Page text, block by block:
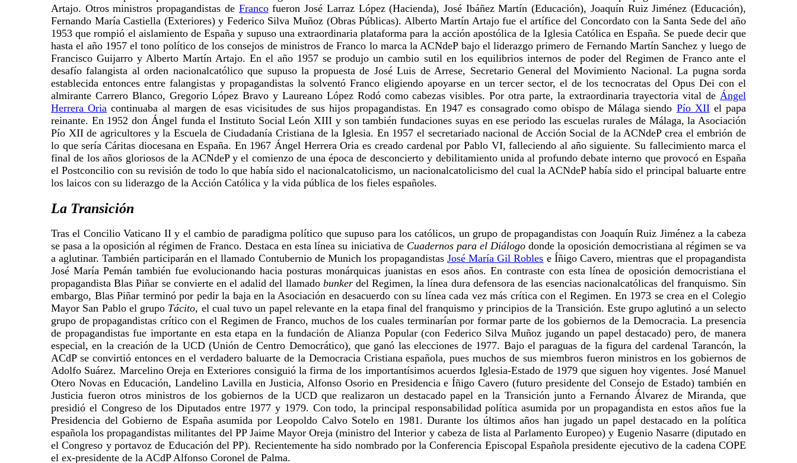
Artajo. Otros ministros propagandistas de Francofueron José Larraz López (Hacienda), José Ibáñez Martín (Educación), Joaquín Ruiz Jiménez (Educación),
Fernando María Castiella (Exteriores) y Federico Silva Muñoz (Obras Públicas). Alberto Martín Artajo fue el artífice del Concordato con la Santa Sede del año
1953 que rompió el aislamiento de España y supuso una extraordinaria plataforma para la acción apostólica de la Iglesia Católica en España. Se puede decir que
hasta el año 1957 el tono político de los consejos de ministros de Franco lo marca la ACNdeP bajo el liderazgo primero de Fernando Martín Sanchez y luego de
Francisco Guijarro y Alberto Martín Artajo. En el año 1957 se produjo un cambio sutil en los equilibrios internos de poder del Regimen de Franco ante el
desafío falangista al orden nacionalcatólico que supuso la propuesta de José Luis de Arrese, Secretario General del Movimiento Nacional. La pugna sorda
establecida entonces entre falangistas y propagandistas la solventó Franco eligiendo apoyarse en un tercer sector, el de los tecnocratas del Opus Dei con el
almirante Carrero Blanco, Gregorio López Bravo y Laureano López Rodó como cabezas visibles. Por otra parte, la extraordinaria trayectoria vital de Ángel
Herrera Oria continuaba al margen de esas vicisitudes de sus hijos propagandistas. En 1947 es consagrado como obispo de Málaga siendo Pío XIIel papa
reinante. En 1952 don Ángel funda el Instituto Social León XIII y son también fundaciones suyas en ese periodo las escuelas rurales de Málaga, la Asociación
Pío XII de agricultores y la Escuela de Ciudadanía Cristiana de la Iglesia. En 1957 el secretariado nacional de Acción Social de la ACNdeP crea el embrión de
lo que sería Cáritas diocesana en España. En 1967 Ángel Herrera Oria es creado cardenal por Pablo VI, falleciendo al año siguiente. Su fallecimiento marca el
final de los años gloriosos de la ACNdeP y el comienzo de una época de desconcierto y debilitamiento unida al profundo debate interno que provocó en España
el Postconcilio con su revisión de todo lo que había sido el nacionalcatolicismo, un nacionalcatolicismo del cual la ACNdeP había sido el principal baluarte entre
los laicos con su liderazgo de la Acción Católica y la vida pública de los fieles españoles.
La Transición
Tras el Concilio Vaticano II y el cambio de paradigma político que supuso para los católicos, un grupo de propagandistas con Joaquín Ruiz Jiménez a la cabeza
se pasa a la oposición al régimen de Franco. Destaca en esta línea su iniciativa de Cuadernos para el Diálogodonde la oposición democristiana al régimen se va
a aglutinar. También participarán en el llamado Contubernio de Munich los propagandistas José María Gil Robles e Íñigo Cavero, mientras que el propagandista
José María Pemán también fue evolucionando hacia posturas monárquicas juanistas en esos años. En contraste con esta línea de oposición democristiana el
propagandista Blas Piñar se convierte en el adalid del llamado bunkerdel Regimen, la línea dura defensora de las esencias nacionalcatólicas del franquismo. Sin
embargo, Blas Piñar terminó por pedir la baja en la Asociación en desacuerdo con su línea cada vez más crítica con el Regimen. En 1973 se crea en el Colegio
Mayor San Pablo el grupo Tácito, el cual tuvo un papel relevante en la etapa final del franquismo y principios de la Transición. Este grupo aglutinó a un selecto
grupo de propagandistas crítico con el Regimen de Franco, muchos de los cuales terminarían por formar parte de los gobiernos de la Democracia. La presencia
de propagandistas fue importante en esta etapa en la fundación de Alianza Popular (con Federico Silva Muñoz jugando un papel destacado) pero, de manera
especial, en la creación de la UCD (Unión de Centro Democrático), que ganó las elecciones de 1977. Bajo el paraguas de la figura del cardenal Tarancón, la
ACdP se convirtió entonces en el verdadero baluarte de la Democracia Cristiana española, pues muchos de sus miembros fueron ministros en los gobiernos de
Adolfo Suárez. Marcelino Oreja en Exteriores consiguió la firma de los importantísimos acuerdos Iglesia-Estado de 1979 que siguen hoy vigentes. José Manuel
Otero Novas en Educación, Landelino Lavilla en Justicia, Alfonso Osorio en Presidencia e Íñigo Cavero (futuro presidente del Consejo de Estado) también en
Justicia fueron otros ministros de los gobiernos de la UCD que realizaron un destacado papel en la Transición junto a Fernando Álvarez de Miranda, que
presidió el Congreso de los Diputados entre 1977 y 1979. Con todo, la principal responsabilidad política asumida por un propagandista en estos años fue la
Presidencia del Gobierno de España asumida por Leopoldo Calvo Sotelo en 1981. Durante los últimos años han jugado un papel destacado en la política
española los propagandistas militantes del PP Jaime Mayor Oreja (ministro del Interior y cabeza de lista al Parlamento Europeo) y Eugenio Nasarre (diputado en
el Congreso y portavoz de Educación del PP). Recientemente ha sido nombrado por la Conferencia Episcopal Española presidente ejecutivo de la cadena COPE
el ex-presidente de la ACdP Alfonso Coronel de Palma.